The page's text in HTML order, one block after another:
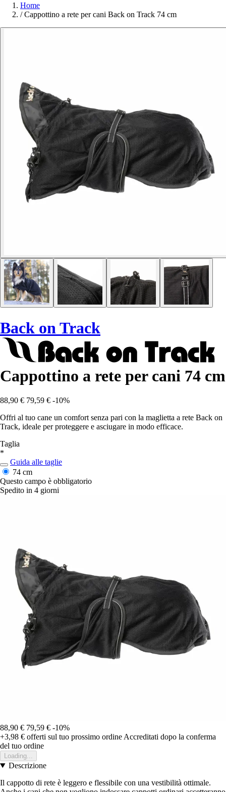
Home
/ Cappottino a rete per cani Back on Track 74 cm
Back on Track
Cappottino a rete per cani 74 cm
88,90 € 79,59 € -10%
Offri al tuo cane un comfort senza pari con la maglietta a rete Back on
Track, ideale per proteggere e asciugare in modo efficace.
Taglia
*
Guida alle taglie
74 cm
Questo campo è obbligatorio
Spedito in 4 giorni
88,90 € 79,59 € -10%
+3,98 € offerti sul tuo prossimo ordine Accreditati dopo la conferma
del tuo ordine
Loading...
Descrizione
Il cappotto di rete è leggero e flessibile con una vestibilità ottimale.